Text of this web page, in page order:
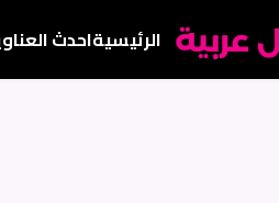
الرئيسيةاحدث